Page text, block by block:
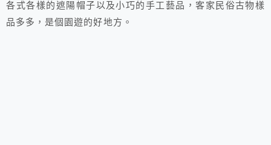
各式各樣的遮陽帽子以及小巧的手工藝品，客家民俗古物樣
品多多，是個園遊的好地方。